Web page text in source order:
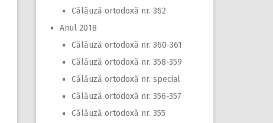
Călăuză ortodoxă nr. 362
Anul 2018
Călăuză ortodoxă nr. 360-361
Călăuză ortodoxă nr. 358-359
Călăuză ortodoxă nr. special
Călăuză ortodoxă nr. 356-357
Călăuză ortodoxă nr. 355